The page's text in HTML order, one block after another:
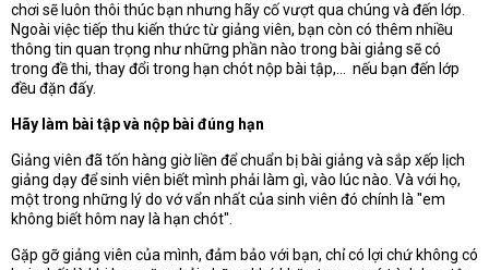
chơi sẽ luôn thôi thúc bạn nhưng hãy cố vượt qua chúng và đến lớp.
Ngoài việc tiếp thu kiến thức từ giảng viên, bạn còn có thêm nhiều
thông tin quan trọng như những phần nào trong bài giảng sẽ có
trong đề thi, thay đổi trong hạn chót nộp bài tập,… nếu bạn đến lớp
đều đặn đấy.
Hãy làm bài tập và nộp bài đúng hạn
Giảng viên đã tốn hàng giờ liền để chuẩn bị bài giảng và sắp xếp lịch
giảng dạy để sinh viên biết mình phải làm gì, vào lúc nào. Và với họ,
một trong những lý do vớ vẩn nhất của sinh viên đó chính là "em
không biết hôm nay là hạn chót".
Gặp gỡ giảng viên của mình, đảm bảo với bạn, chỉ có lợi chứ không có